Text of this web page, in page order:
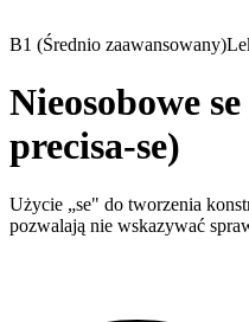
B1 (Średnio zaawansowany)
Nieosobowe
precisa-se)
Użycie „se" do tworzenia
pozwalają nie wskazywać